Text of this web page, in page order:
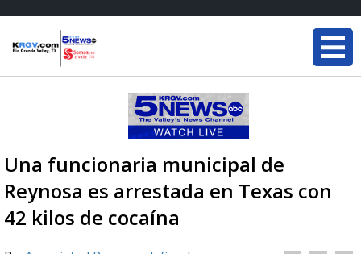
Una funcionaria municipal de
Reynosa es arrestada en Texas con
42 kilos de cocaína